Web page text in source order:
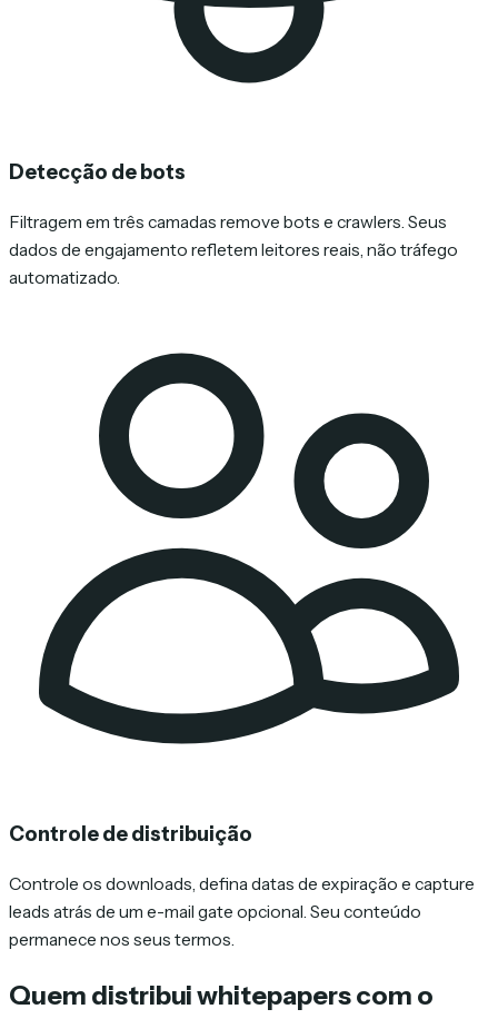
Detecção de bots
Filtragem em três camadas remove bots e crawlers. Seus
dados de engajamento refletem leitores reais, não tráfego
automatizado.
Controle de distribuição
Controle os downloads, defina datas de expiração e capture
leads atrás de um e-mail gate opcional. Seu conteúdo
permanece nos seus termos.
Quem distribui whitepapers com o